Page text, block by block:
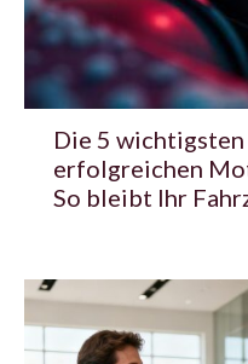
Die 5
erfolgreichen
So bleibt Ihr